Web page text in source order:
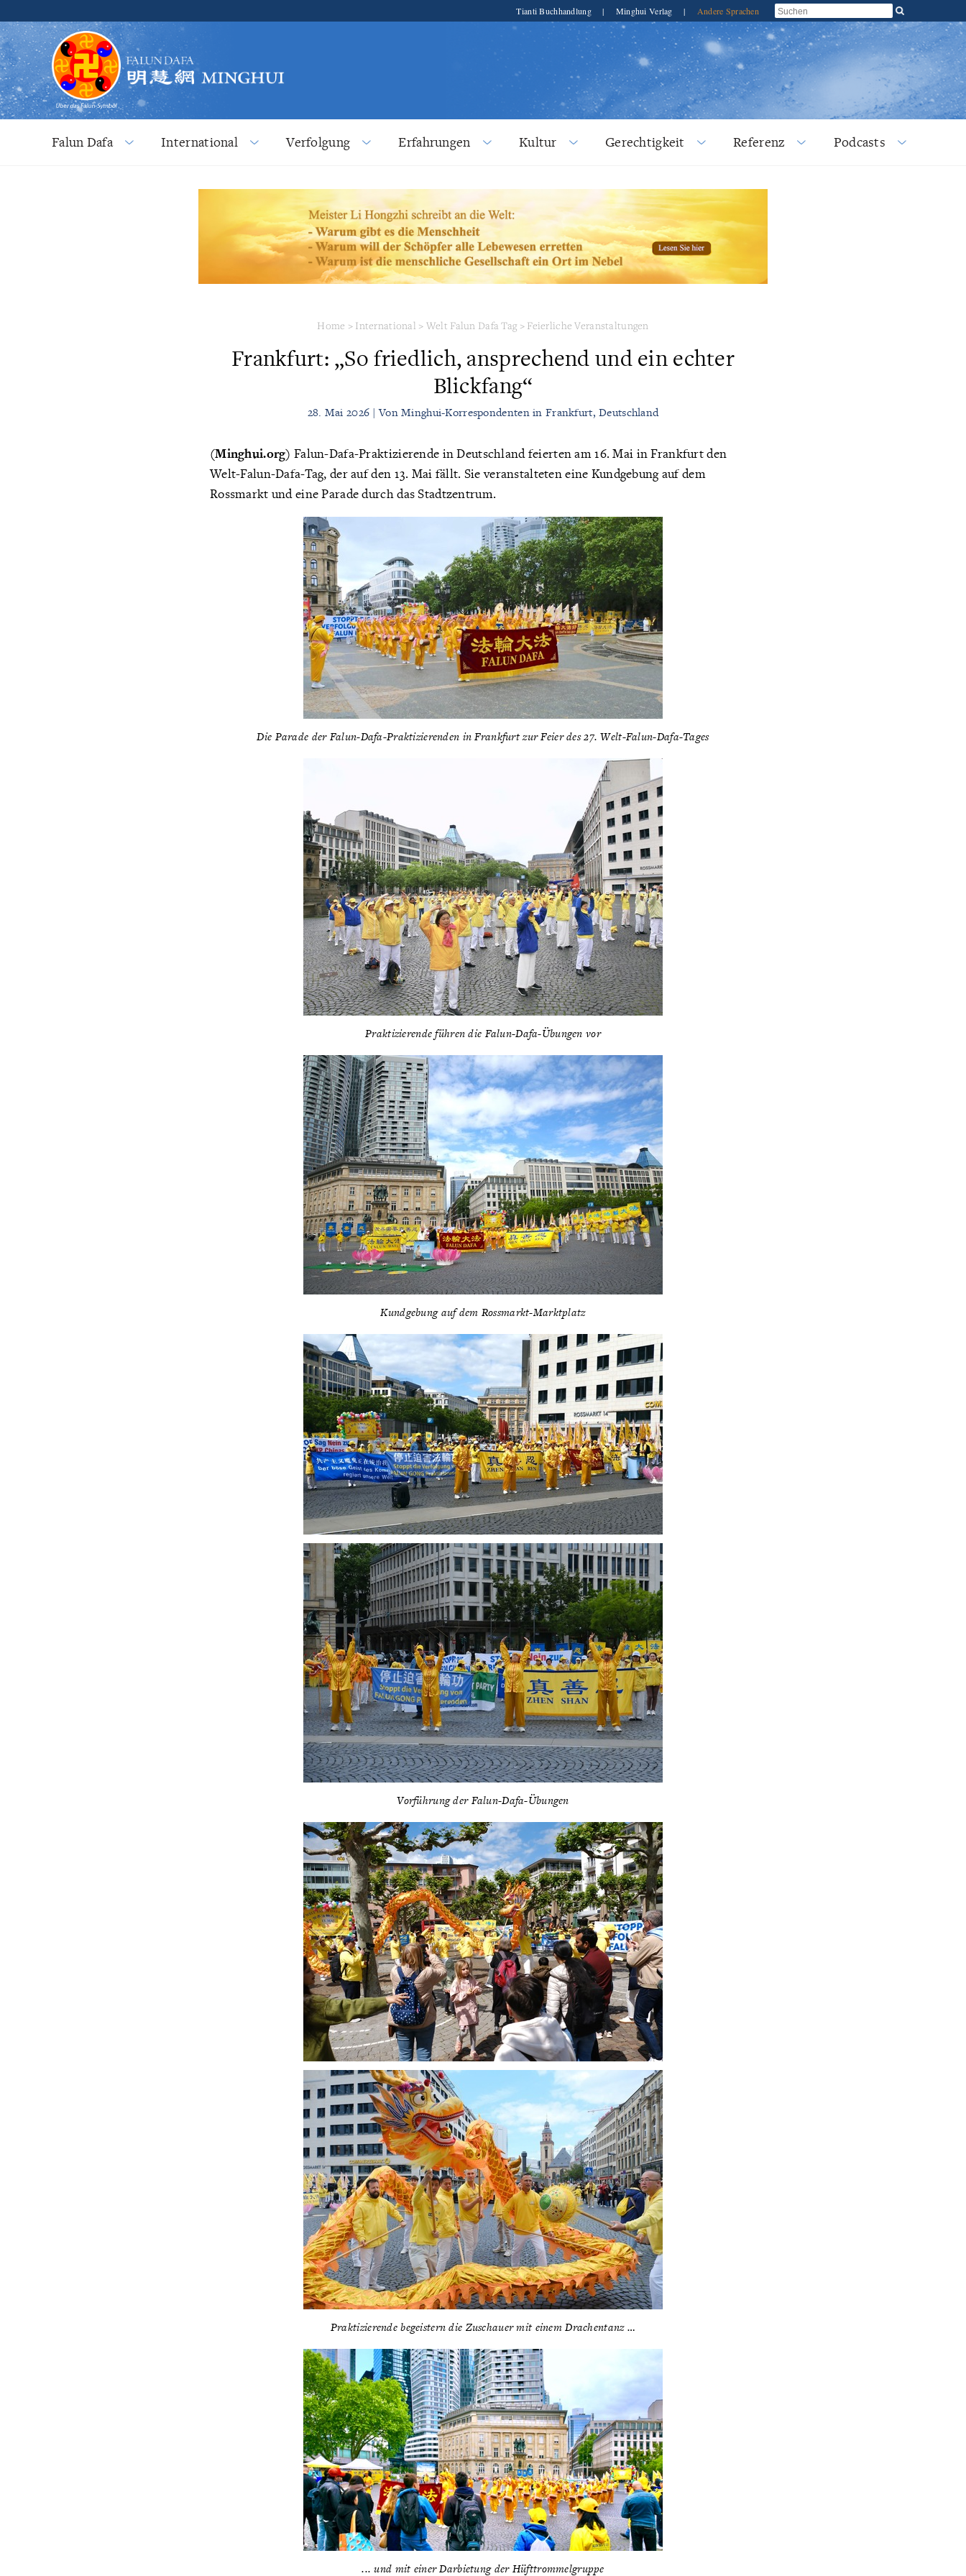
Tianti Buchhandlung | Minghui Verlag | Andere Sprachen
Falun Dafa International Verfolgung Erfahrungen Kultur Gerechtigkeit Referenz Podcasts
Home > International > Welt Falun Dafa Tag > Feierliche Veranstaltungen
Frankfurt: „So friedlich, ansprechend und ein echter
Blickfang“
28. Mai 2026 | Von Minghui-Korrespondenten in Frankfurt, Deutschland
(Minghui.org) Falun-Dafa-Praktizierende in Deutschland feierten am 16. Mai in Frankfurt den
Welt-Falun-Dafa-Tag, der auf den 13. Mai fällt. Sie veranstalteten eine Kundgebung auf dem
Rossmarkt und eine Parade durch das Stadtzentrum.
Die Parade der Falun-Dafa-Praktizierenden in Frankfurt zur Feier des 27. Welt-Falun-Dafa-Tages
Praktizierende führen die Falun-Dafa-Übungen vor
Kundgebung auf dem Rossmarkt-Marktplatz
Vorführung der Falun-Dafa-Übungen
Praktizierende begeistern die Zuschauer mit einem Drachentanz …
... und mit einer Darbietung der Hüfttrommelgruppe